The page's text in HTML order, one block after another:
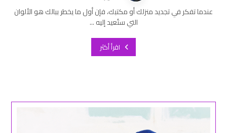
عندما تفكر في تجديد منزلك أو مكتبك، فإن أول ما يخطر ببالك هو الألوان
التي ستُعيد إليه ...
اقرأ أكثر